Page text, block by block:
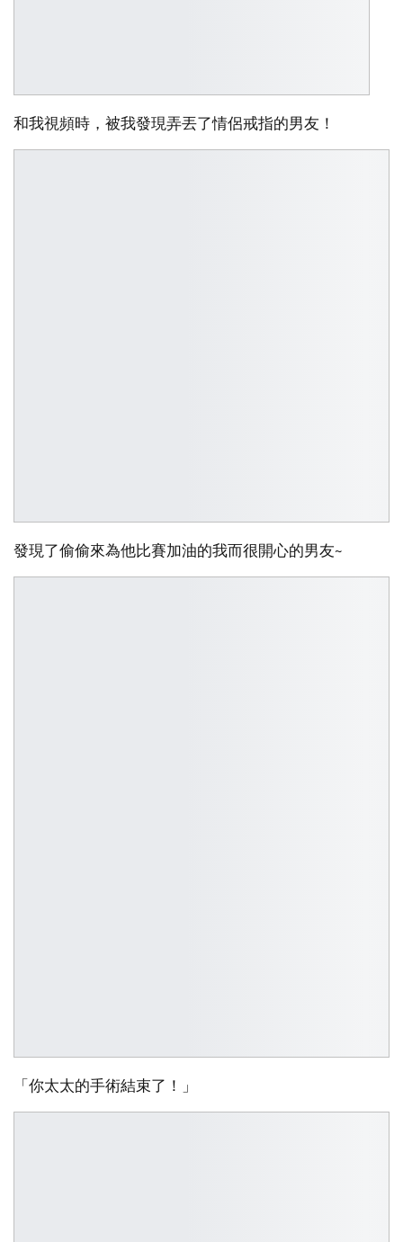
和我視頻時，被我發現弄丟了情侶戒指的男友！
發現了偷偷來為他比賽加油的我而很開心的男友~
「你太太的手術結束了！」